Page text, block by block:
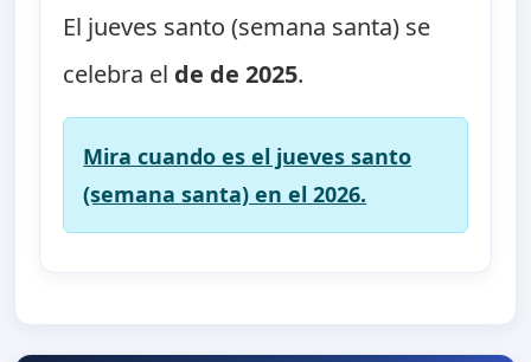
El jueves santo (semana santa) se
celebra el de de 2025.
Mira cuando es el jueves santo
(semana santa) en el 2026.